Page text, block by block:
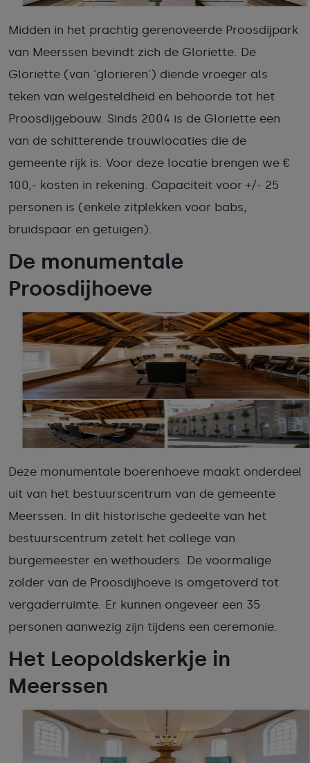
Midden in het prachtig gerenoveerde Proosdijpark
van Meerssen bevindt zich de Gloriette. De
Gloriette (van 'glorieren') diende vroeger als
teken van welgesteldheid en behoorde tot het
Proosdijgebouw. Sinds 2004 is de Gloriette een
van de schitterende trouwlocaties die de
gemeente rijk is. Voor deze locatie brengen we €
100,- kosten in rekening. Capaciteit voor +/- 25
personen is (enkele zitplekken voor babs,
bruidspaar en getuigen).
De monumentale
Proosdijhoeve
Deze monumentale boerenhoeve maakt onderdeel
uit van het bestuurscentrum van de gemeente
Meerssen. In dit historische gedeelte van het
bestuurscentrum zetelt het college van
burgemeester en wethouders. De voormalige
zolder van de Proosdijhoeve is omgetoverd tot
vergaderruimte. Er kunnen ongeveer een 35
personen aanwezig zijn tijdens een ceremonie.
Het Leopoldskerkje in
Meerssen